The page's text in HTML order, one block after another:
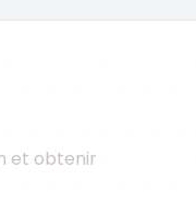
et obtenir